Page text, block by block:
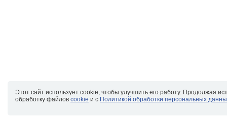
Этот сайт использует cookie, чтобы улучшить его работу. Продолжая
обработку файлов cookie и с Политикой обработки персональных